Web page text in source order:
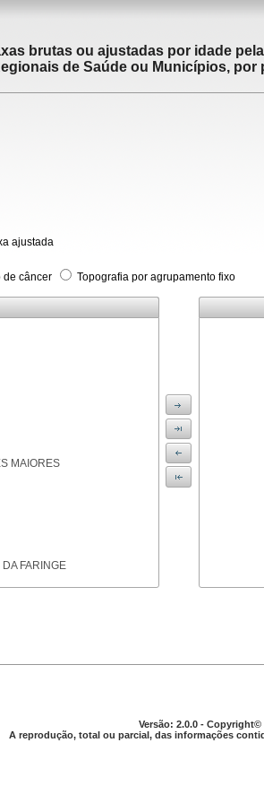
brutas ou ajustadas por idade
de Saúde ou Municípios,
ajustada
de câncer Topografia por agrupamento fixo
MAIORES
FARINGE
Versão: 2.0.0 - Copyright©
A reprodução, total ou parcial, das informações